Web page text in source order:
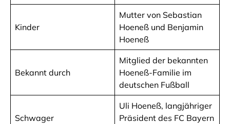
Kinder
Mutter von Sebastian
Hoeneß und Benjamin
Hoeneß
Bekannt durch
Mitglied der bekannten
Hoeneß-Familie im
deutschen Fußball
Schwager
Uli Hoeneß, langjähriger
Präsident des FC Bayern